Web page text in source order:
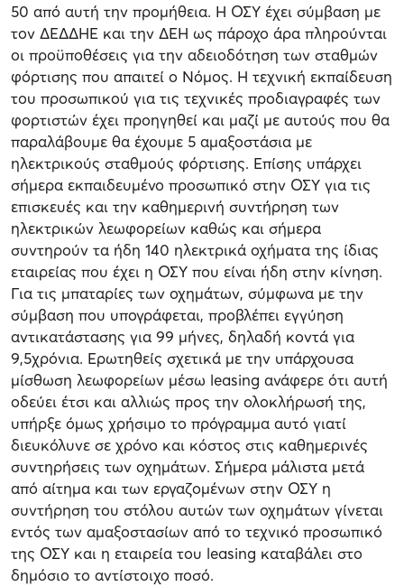
50 από αυτή την προμήθεια. Η ΟΣΥ έχει σύμβαση με
τον ΔΕΔΔΗΕ και την ΔΕΗ ως πάροχο άρα πληρούνται
οι προϋποθέσεις για την αδειοδότηση των σταθμών
φόρτισης που απαιτεί ο Νόμος. Η τεχνική εκπαίδευση
του προσωπικού για τις τεχνικές προδιαγραφές των
φορτιστών έχει προηγηθεί και μαζί με αυτούς που θα
παραλάβουμε θα έχουμε 5 αμαξοστάσια με
ηλεκτρικούς σταθμούς φόρτισης. Επίσης υπάρχει
σήμερα εκπαιδευμένο προσωπικό στην ΟΣΥ για τις
επισκευές και την καθημερινή συντήρηση των
ηλεκτρικών λεωφορείων καθώς και σήμερα
συντηρούν τα ήδη 140 ηλεκτρικά οχήματα της ίδιας
εταιρείας που έχει η ΟΣΥ που είναι ήδη στην κίνηση.
Για τις μπαταρίες των οχημάτων, σύμφωνα με την
σύμβαση που υπογράφεται, προβλέπει εγγύηση
αντικατάστασης για 99 μήνες, δηλαδή κοντά για
9,5χρόνια. Ερωτηθείς σχετικά με την υπάρχουσα
μίσθωση λεωφορείων μέσω leasing ανάφερε ότι αυτή
οδεύει έτσι και αλλιώς προς την ολοκλήρωσή της,
υπήρξε όμως χρήσιμο το πρόγραμμα αυτό γιατί
διευκόλυνε σε χρόνο και κόστος στις καθημερινές
συντηρήσεις των οχημάτων. Σήμερα μάλιστα μετά
από αίτημα και των εργαζομένων στην ΟΣΥ η
συντήρηση του στόλου αυτών των οχημάτων γίνεται
εντός των αμαξοστασίων από το τεχνικό προσωπικό
της ΟΣΥ και η εταιρεία του leasing καταβάλει στο
δημόσιο το αντίστοιχο ποσό.